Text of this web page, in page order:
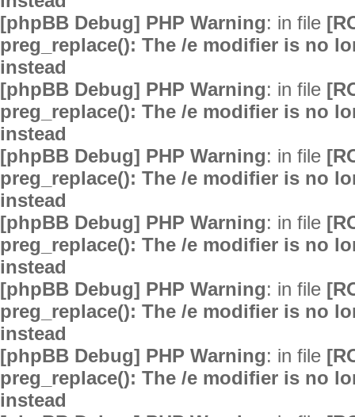
[phpBB Debug] PHP Warning: in file
preg_replace(): The /e modifier is no
instead
[phpBB Debug] PHP Warning: in file
preg_replace(): The /e modifier is no
instead
[phpBB Debug] PHP Warning: in file
preg_replace(): The /e modifier is no
instead
[phpBB Debug] PHP Warning: in file
preg_replace(): The /e modifier is no
instead
[phpBB Debug] PHP Warning: in file
preg_replace(): The /e modifier is no
instead
[phpBB Debug] PHP Warning: in file
preg_replace(): The /e modifier is no
instead